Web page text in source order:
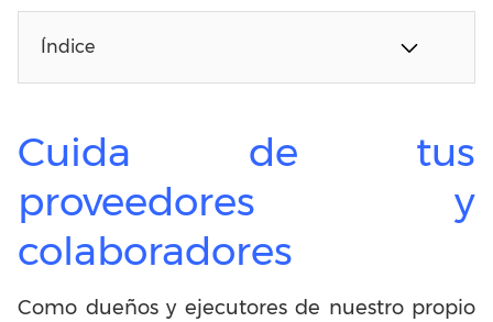
Índice
Cuida de tus
proveedores y
colaboradores
Como dueños y ejecutores de nuestro propio